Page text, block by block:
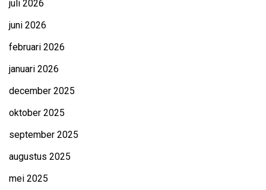
juli 2026
juni 2026
februari 2026
januari 2026
december 2025
oktober 2025
september 2025
augustus 2025
mei 2025